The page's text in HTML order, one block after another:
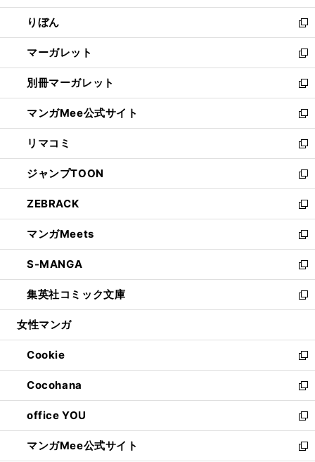
開
く
ウ
で
開
く
ン
ド
ウ
で
開
く
ウ
ィ
ン
ド
ウ
で
開
く
りぼん
新
し
い
ウ
ィ
ン
ド
ウ
で
開
く
マーガレット
新
し
い
ウ
ィ
ン
ド
ウ
で
開
く
別冊マーガレット
新
し
い
ウ
ィ
ン
ド
ウ
で
開
く
マンガMee公式サイト
新
し
い
ウ
ィ
ン
ド
ウ
で
開
く
リマコミ
新
し
い
ウ
ィ
ン
ド
ウ
で
開
く
ジャンプTOON
新
し
い
ウ
ィ
ン
ド
ウ
で
開
ZEBRACK
新
し
い
ウ
ィ
ン
ド
ウ
開
く
マンガMeets
新
し
い
ウ
ィ
ン
ウ
で
開
く
S-MANGA
新
し
い
ウ
ン
ド
ウ
で
開
く
集英社コミック文庫
新
し
ウ
ィ
ン
ド
ウ
で
開
く
女性マンガ
Cookie
新
し
い
ウ
ィ
ン
ド
Cocohana
新
し
い
ウ
ィ
office YOU
新
し
い
マンガMee公式サイト
新